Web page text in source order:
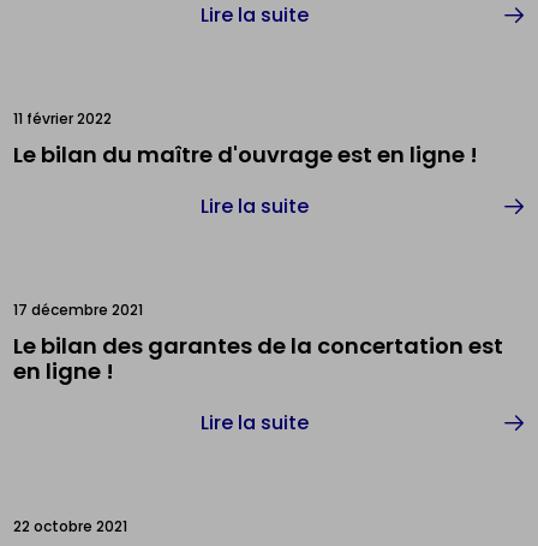
Lire la suite
11 février 2022
Le bilan du maître d'ouvrage est en ligne !
Lire la suite
17 décembre 2021
Le bilan des garantes de la concertation est
en ligne !
Lire la suite
22 octobre 2021